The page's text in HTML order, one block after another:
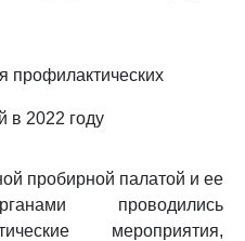
профилактических
в 2022 году
пробирной палатой и ее
проводились
мероприятия,